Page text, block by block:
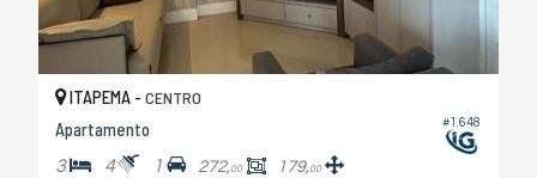
#1.648
ITAPEMA - CENTRO
Apartamento
3 4 1 272,00 179,00